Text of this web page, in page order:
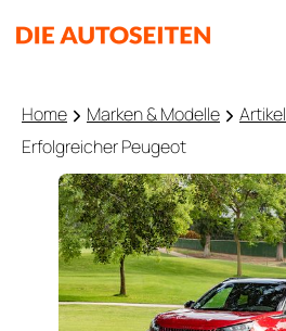
Home Marken & Modelle
Artikel
Erfolgreicher Peugeot